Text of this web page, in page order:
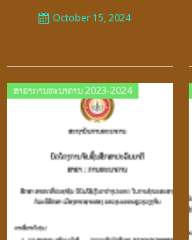
October 15, 2024
ສາຂາການທະນາຄານ 2023-2024
Posted
on